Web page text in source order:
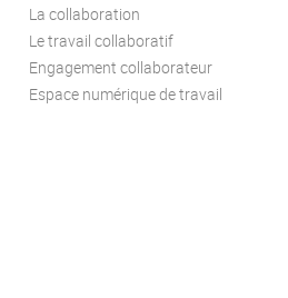
La collaboration
Le travail collaboratif
Engagement collaborateur
Espace numérique de travail